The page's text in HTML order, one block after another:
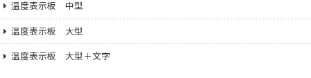
温度表示板 中型
温度表示板 大型
温度表示板 大型＋文字